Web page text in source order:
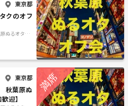
東京都
クのオフ
ぬるオタオ
東京都
秋葉原ぬ
迎】